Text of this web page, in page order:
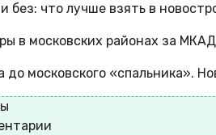
без: что лучше взять в
в московских районах за
до московского «спальника».